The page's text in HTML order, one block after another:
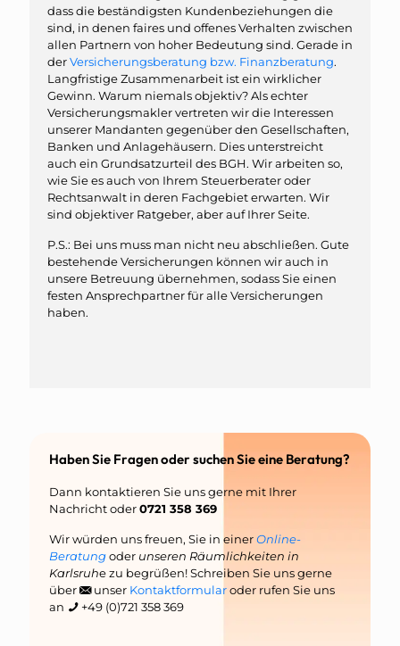
dass die beständigsten Kundenbeziehungen die
sind, in denen faires und offenes Verhalten zwischen
allen Partnern von hoher Bedeutung sind. Gerade in
derVersicherungsberatung bzw. Finanzberatung.
Langfristige Zusammenarbeit ist ein wirklicher
Gewinn. Warum niemals objektiv? Als echter
Versicherungsmakler vertreten wir die Interessen
unserer Mandanten gegenüber den Gesellschaften,
Banken und Anlagehäusern. Dies unterstreicht
auch ein Grundsatzurteil des BGH. Wir arbeiten so,
wie Sie es auch von Ihrem Steuerberater oder
Rechtsanwalt in deren Fachgebiet erwarten. Wir
sind objektiver Ratgeber, aber auf Ihrer Seite.
P.S.: Bei uns muss man nicht neu abschließen. Gute
bestehende Versicherungen können wir auch in
unsere Betreuung übernehmen, sodass Sie einen
festen Ansprechpartner für alle Versicherungen
haben.
Haben Sie Fragen oder suchen Sie eine Beratung?
Dann kontaktieren Sie uns gerne mit Ihrer
Nachricht oder0721 358 369
Wir würden uns freuen, Sie in einerOnline-
Beratungoder unseren Räumlichkeiten in
Karlsruhe zu begrüßen! Schreiben Sie uns gerne
über
unser Kontaktformularoder rufen Sie uns
an
+49 (0)721 358 369